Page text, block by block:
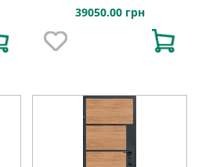
39050.00 грн